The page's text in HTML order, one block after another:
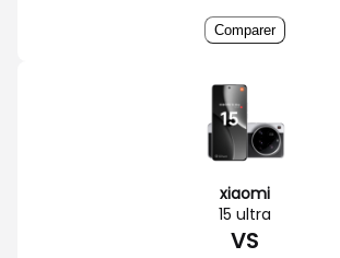
Comparer
xiaomi
15 ultra
VS